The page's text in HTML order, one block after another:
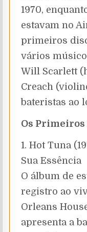
1970,
estavam no
primeiros
vários
Will Scarlett
Creach
bateristas ao
Os Primeiros
1. Hot Tuna
Sua Essência
O álbum de
registro ao
Orleans
apresenta a